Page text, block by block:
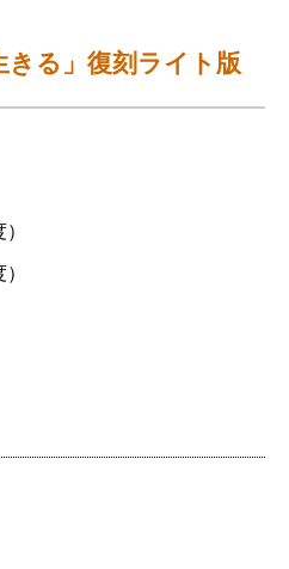
る」復刻ライト版